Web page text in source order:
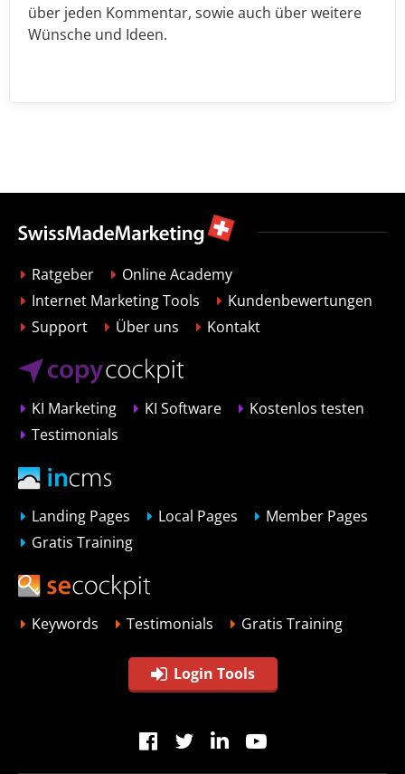
über jeden Kommentar, sowie auch über weitere
Wünsche und Ideen.
Ratgeber
Online Academy
Internet Marketing Tools
Kundenbewertungen
Support
Über uns Kontakt
KI Marketing KI Software
Kostenlos testen
Testimonials
Landing Pages Local Pages
Member Pages
Gratis Training
Keywords Testimonials Gratis Training
Login Tools